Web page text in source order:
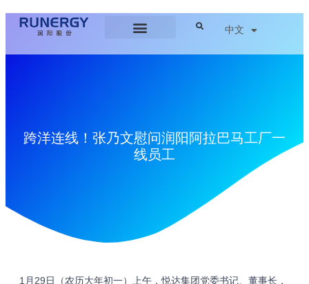
中文
跨洋连线！张乃文慰问润阳阿拉巴马工厂一
线员工
1月29日（农历大年初一）上午，悦达集团党委书记、董事长，